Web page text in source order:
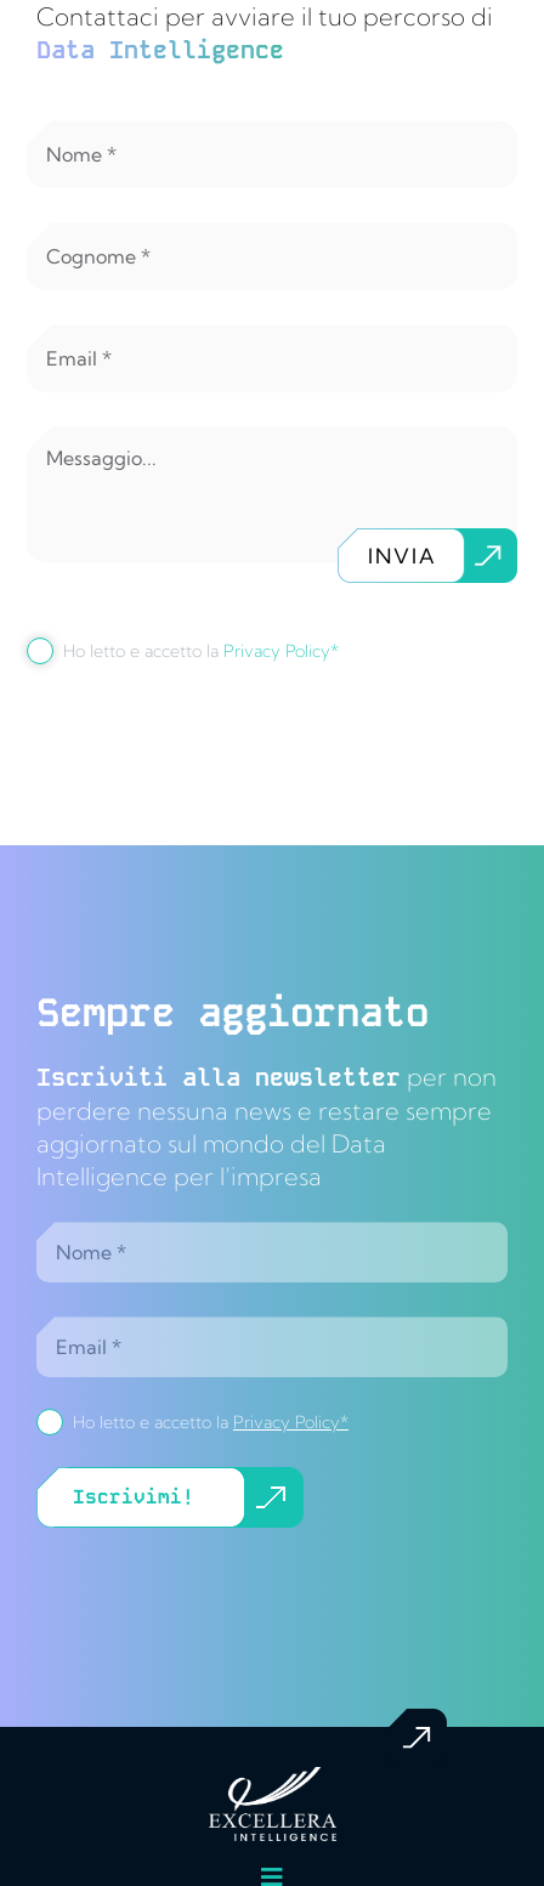
Contattaci per avviare il tuo percorso di
Data Intelligence
Ho letto e accetto la Privacy Policy*
INVIA
Sempre aggiornato
Iscriviti alla newsletter per non
perdere nessuna news e restare sempre
aggiornato sul mondo del Data
Intelligence per l’impresa
Ho letto e accetto la Privacy Policy*
Iscrivimi!